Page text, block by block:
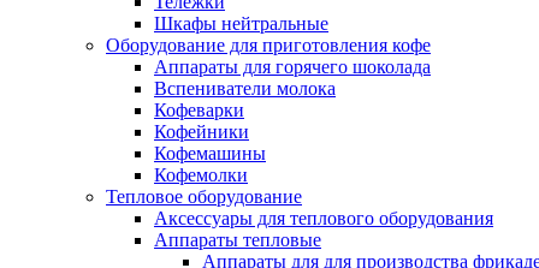
Шкафы нейтральные
Оборудование для приготовления кофе
Аппараты для горячего шоколада
Вспениватели молока
Кофеварки
Кофейники
Кофемашины
Кофемолки
Тепловое оборудование
Аксессуары для теплового оборудования
Аппараты тепловые
Аппараты для для производства